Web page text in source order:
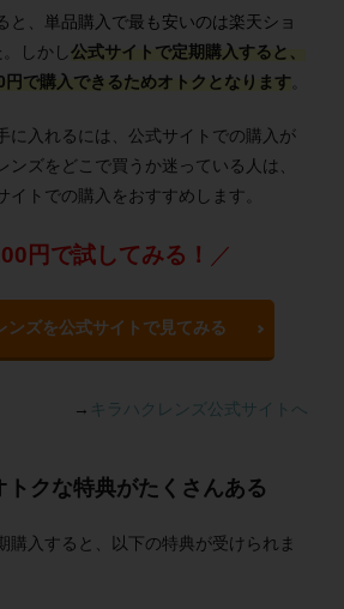
、
単品購入で最も安いのは楽天ショ
。しかし公式サイトで定期購入すると、
で購入できるためオトクとなります
に入れるには、公式サイトでの購入が
ンズをどこで買うか迷っている人は、
イトでの購入をおすすめします。
円で試してみる！ ／
ンズを公式サイトで見てみる
→ キラハクレンズ公式サイトへ
トクな特典がたくさんある
購入すると、以下の特典が受けられま